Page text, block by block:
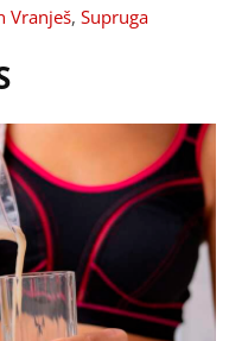
Vranješ,Supruga